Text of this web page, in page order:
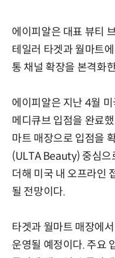
에이피알은 대표 뷰티
테일러 타겟과 월마트
통 채널 확장을 본격화
에이피알은 지난 4월
메디큐브 입점을 완료
마트 매장으로 입점을
(ULTA Beauty) 중심으
더해 미국 내 오프라인
될 전망이다.
타겟과 월마트 매장에
운영될 예정이다. 주